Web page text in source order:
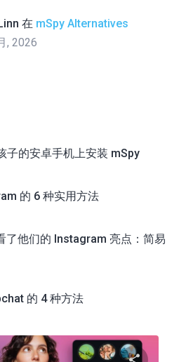
在 mSpy Alternatives
, 2026
子的安卓手机上安装 mSpy
的 6 种实用方法
了他们的 Instagram 亮点：简易
的 4 种方法